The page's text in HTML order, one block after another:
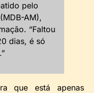
pelo
AM),
“Faltou
dias, é só
que está apenas